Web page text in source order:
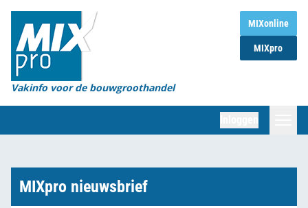
MIXonline
MIXpro
Vakinfo voor de bouwgroothandel
Home
Magazines
Organisaties
Marktcijfers
MIXpro nieuwsbrief